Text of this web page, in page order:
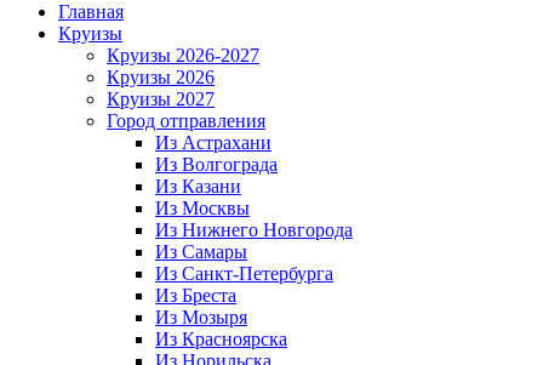
Главная
Круизы
Круизы 2026-2027
Круизы 2026
Круизы 2027
Город отправления
Из Астрахани
Из Волгограда
Из Казани
Из Москвы
Из Нижнего Новгорода
Из Самары
Из Санкт-Петербурга
Из Бреста
Из Мозыря
Из Красноярска
Из Норильска